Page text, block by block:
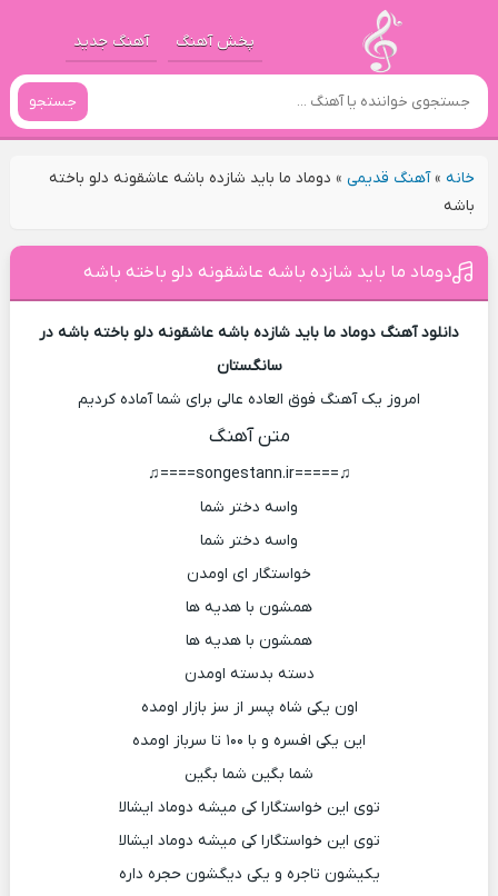
پخش آهنگ آهنگ جدید
جستجو
خانه»آهنگ قدیمی» دوماد ما باید شازده باشه عاشقونه دلو باخته
باشه
دوماد ما باید شازده باشه عاشقونه دلو باخته باشه
دانلود آهنگ دوماد ما باید شازده باشه عاشقونه دلو باخته باشه در
سانگستان
امروز یک آهنگ فوق العاده عالی برای شما آماده کردیم
متن آهنگ
♫=====songestann.ir====♫
واسه دختر شما
واسه دختر شما
خواستگار ای اومدن
همشون با هدیه ها
همشون با هدیه ها
دسته بدسته اومدن
اون یکی شاه پسر از سز بازار اومده
این یکی افسره و با ۱۰۰ تا سرباز اومده
شما بگین شما بگین
توی این خواستگارا کی میشه دوماد ایشالا
توی این خواستگارا کی میشه دوماد ایشالا
یکیشون تاجره و یکی دیگشون حجره داره